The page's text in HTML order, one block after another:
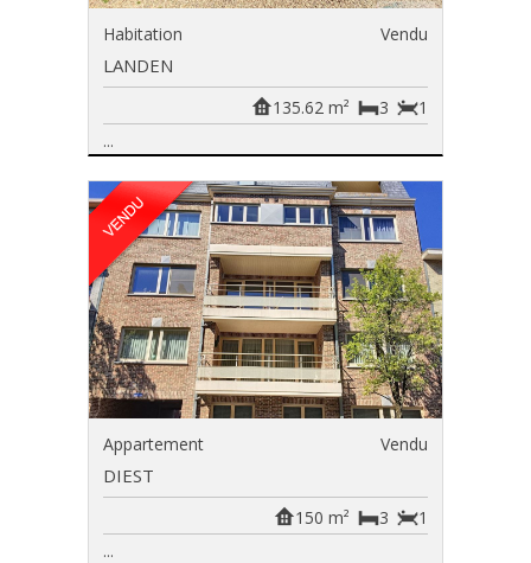
Habitation Vendu
LANDEN
1
3
135.62 m²
...
Appartement Vendu
DIEST
1
3
150 m²
...